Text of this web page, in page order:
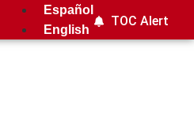
Español
English
TOC Alert